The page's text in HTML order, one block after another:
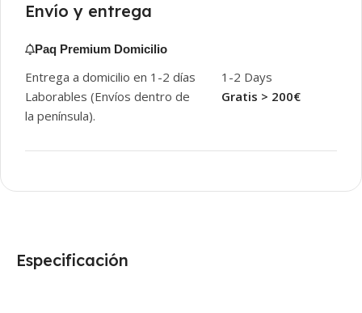
Envío y entrega
Paq Premium Domicilio
Entrega a domicilio en 1-2 días
Laborables (Envíos dentro de
la península).
1-2 Days
Gratis > 200€
Especificación